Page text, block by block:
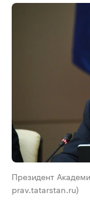
Президент
prav.tatarstan.ru)